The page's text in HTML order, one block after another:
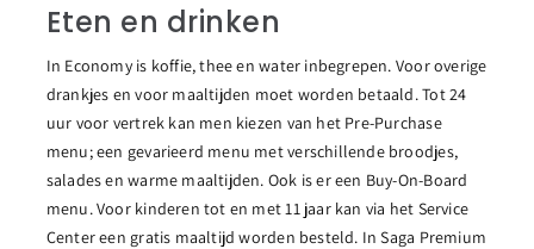
Eten en drinken
In Economy is koffie, thee en water inbegrepen. Voor overige
drankjes en voor maaltijden moet worden betaald. Tot 24
uur voor vertrek kan men kiezen van het Pre-Purchase
menu; een gevarieerd menu met verschillende broodjes,
salades en warme maaltijden. Ook is er een Buy-On-Board
menu. Voor kinderen tot en met 11 jaar kan via het Service
Center een gratis maaltijd worden besteld. In Saga Premium